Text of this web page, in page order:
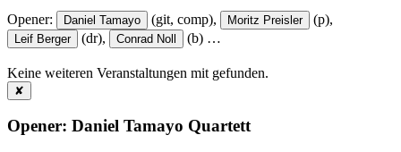
Opener: Daniel Tamayo (git, comp), Moritz Preisler (p),
Leif Berger (dr), Conrad Noll (b) …
Keine weiteren Veranstaltungen mit gefunden.
✘
Opener: Daniel Tamayo Quartett